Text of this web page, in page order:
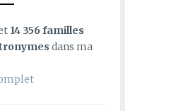
14 356 familles
dans ma